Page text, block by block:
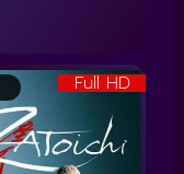
Full HD